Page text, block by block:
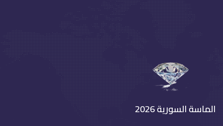
الماسة السورية 2026